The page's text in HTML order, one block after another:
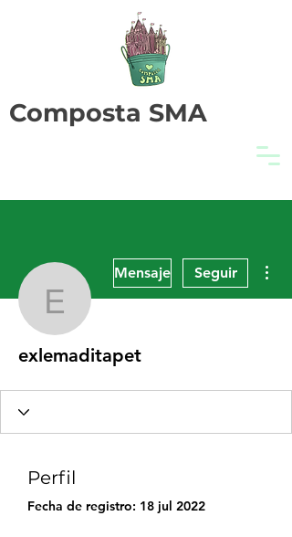
Composta SMA
exlemaditapet
Mensaje Seguir
exlemaditapet
Perfil
Fecha de registro: 18 jul 2022